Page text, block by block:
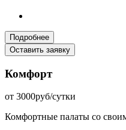
Подробнее
Оставить заявку
Комфорт
от 3000руб/сутки
Комфортные палаты со